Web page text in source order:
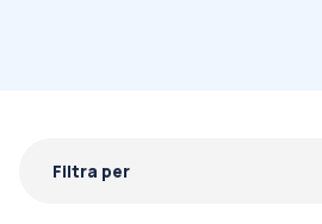
Filtra per